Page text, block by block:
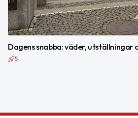
Dagens snabba: väder,
5